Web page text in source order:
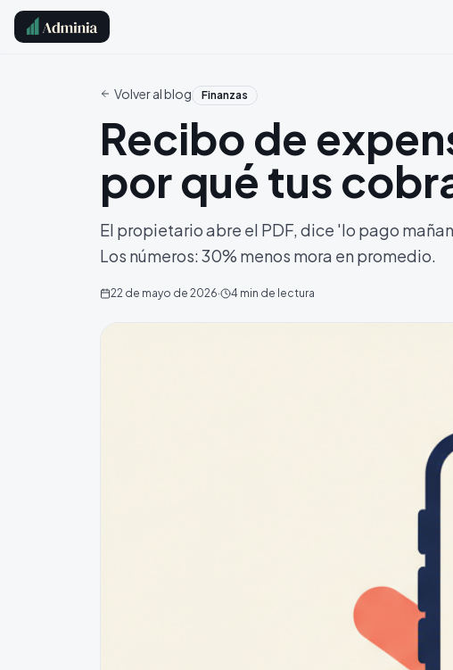
Volver al blog Finanzas
Recibo de
por qué tus
El propietario abre el PDF, dice 'lo pago
Los números: 30% menos mora en promedio.
22 de mayo de 2026· 4 min de lectura